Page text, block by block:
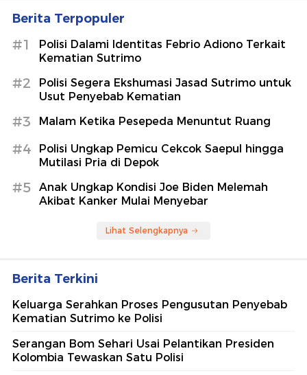
Berita Terpopuler
#1
Polisi Dalami Identitas Febrio Adiono Terkait
Kematian Sutrimo
#2
Polisi Segera Ekshumasi Jasad Sutrimo untuk
Usut Penyebab Kematian
#3 Malam Ketika Pesepeda Menuntut Ruang
#4
Polisi Ungkap Pemicu Cekcok Saepul hingga
Mutilasi Pria di Depok
#5
Anak Ungkap Kondisi Joe Biden Melemah
Akibat Kanker Mulai Menyebar
Lihat Selengkapnya
Berita Terkini
Keluarga Serahkan Proses Pengusutan Penyebab
Kematian Sutrimo ke Polisi
Serangan Bom Sehari Usai Pelantikan Presiden
Kolombia Tewaskan Satu Polisi